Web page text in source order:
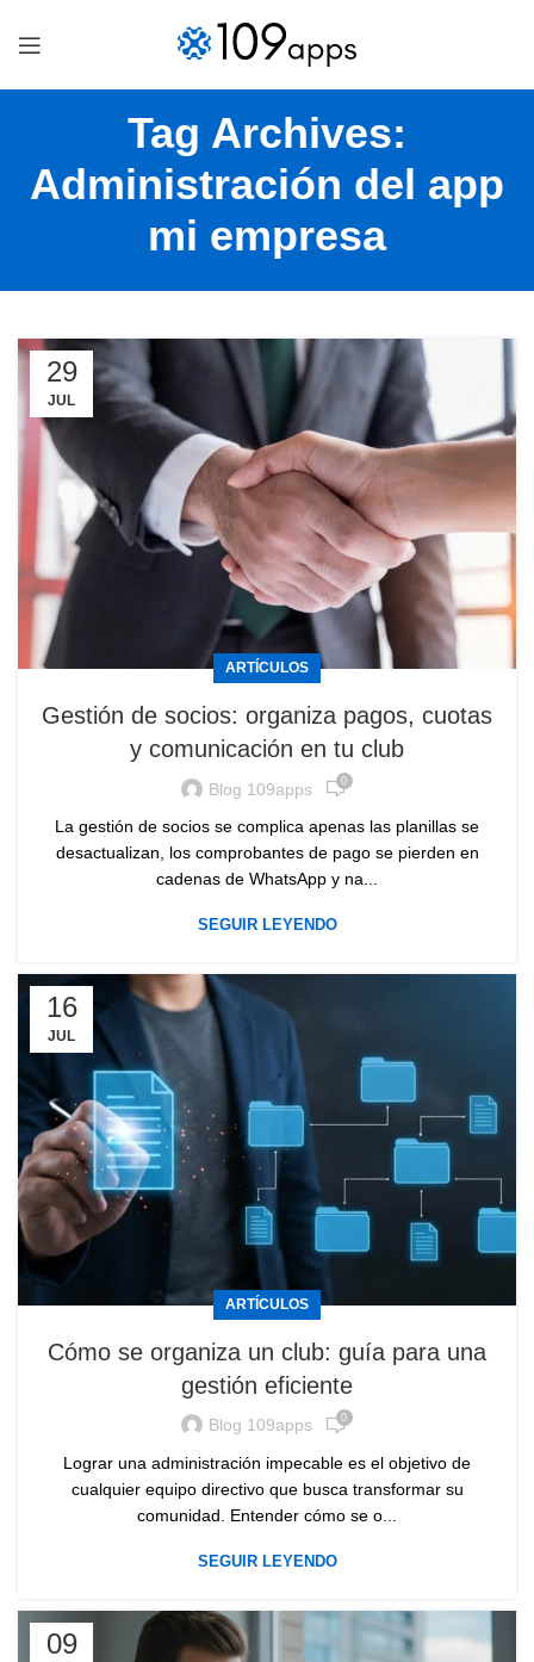
Tag Archives:
Administración del app
mi empresa
29
JUL
ARTÍCULOS
Gestión de socios: organiza pagos, cuotas
y comunicación en tu club
Blog 109apps 0
La gestión de socios se complica apenas las planillas se
desactualizan, los comprobantes de pago se pierden en
cadenas de WhatsApp y na...
SEGUIR LEYENDO
16
JUL
ARTÍCULOS
Cómo se organiza un club: guía para una
gestión eficiente
Blog 109apps 0
Lograr una administración impecable es el objetivo de
cualquier equipo directivo que busca transformar su
comunidad. Entender cómo se o...
SEGUIR LEYENDO
09